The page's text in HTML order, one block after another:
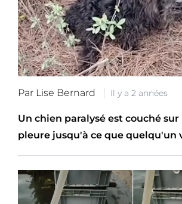
Par Lise Bernard Il y a 2 années
Un chien paralysé est couché
pleure jusqu'à ce que quelqu'un